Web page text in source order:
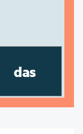
das